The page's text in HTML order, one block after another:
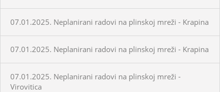
07.01.2025. Neplanirani radovi na plinskoj mreži - Krapina
07.01.2025. Neplanirani radovi na plinskoj mreži - Krapina
07.01.2025. Neplanirani radovi na plinskoj mreži -
Virovitica